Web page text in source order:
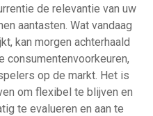
de relevantie van uw
aantasten. Wat vandaag
kan morgen achterhaald
consumentenvoorkeuren,
op de markt. Het is
om flexibel te blijven en
te evalueren en aan te